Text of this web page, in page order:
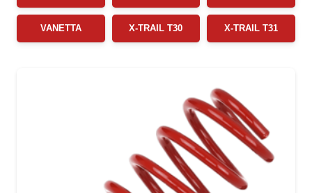
VANETTA X-TRAIL T30 X-TRAIL T31